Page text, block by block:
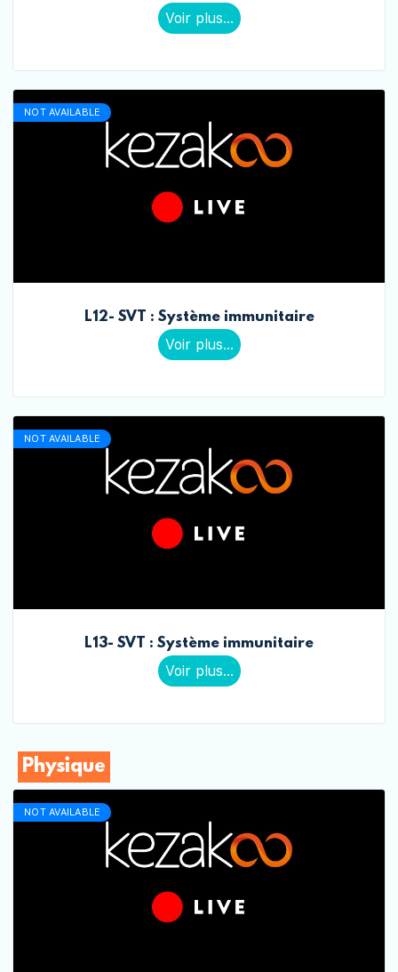
Voir plus...
NOT AVAILABLE
L12- SVT : Système immunitaire
Voir plus...
NOT AVAILABLE
L13- SVT : Système immunitaire
Voir plus...
Physique
NOT AVAILABLE